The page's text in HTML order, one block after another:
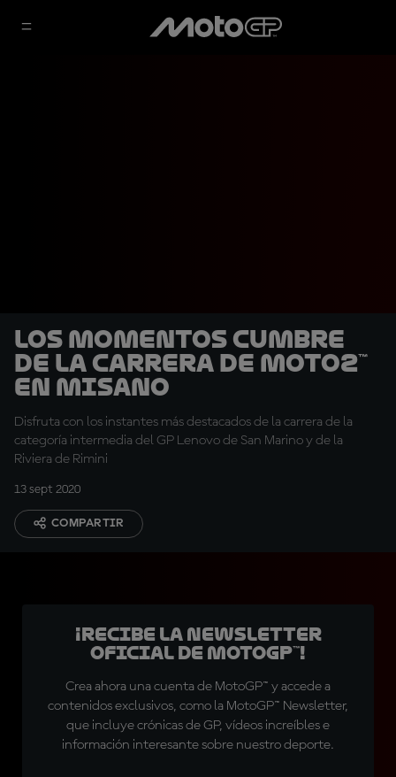
Los momentos cumbre
de la carrera de Moto2™
en Misano
Disfruta con los instantes más destacados de la carrera de la
categoría intermedia del GP Lenovo de San Marino y de la
Riviera de Rimini
13 sept 2020
COMPARTIR
¡Recibe la Newsletter
oficial de MotoGP™!
Crea ahora una cuenta de MotoGP™ y accede a
contenidos exclusivos, como la MotoGP™ Newsletter,
que incluye crónicas de GP, vídeos increíbles e
información interesante sobre nuestro deporte.